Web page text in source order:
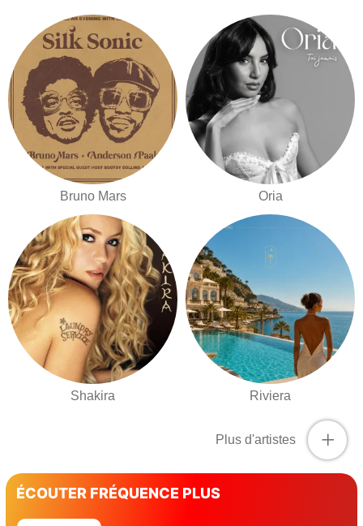
Bruno Mars Oria
Shakira Riviera
+
Plus d'artistes
ÉCOUTER FRÉQUENCE PLUS